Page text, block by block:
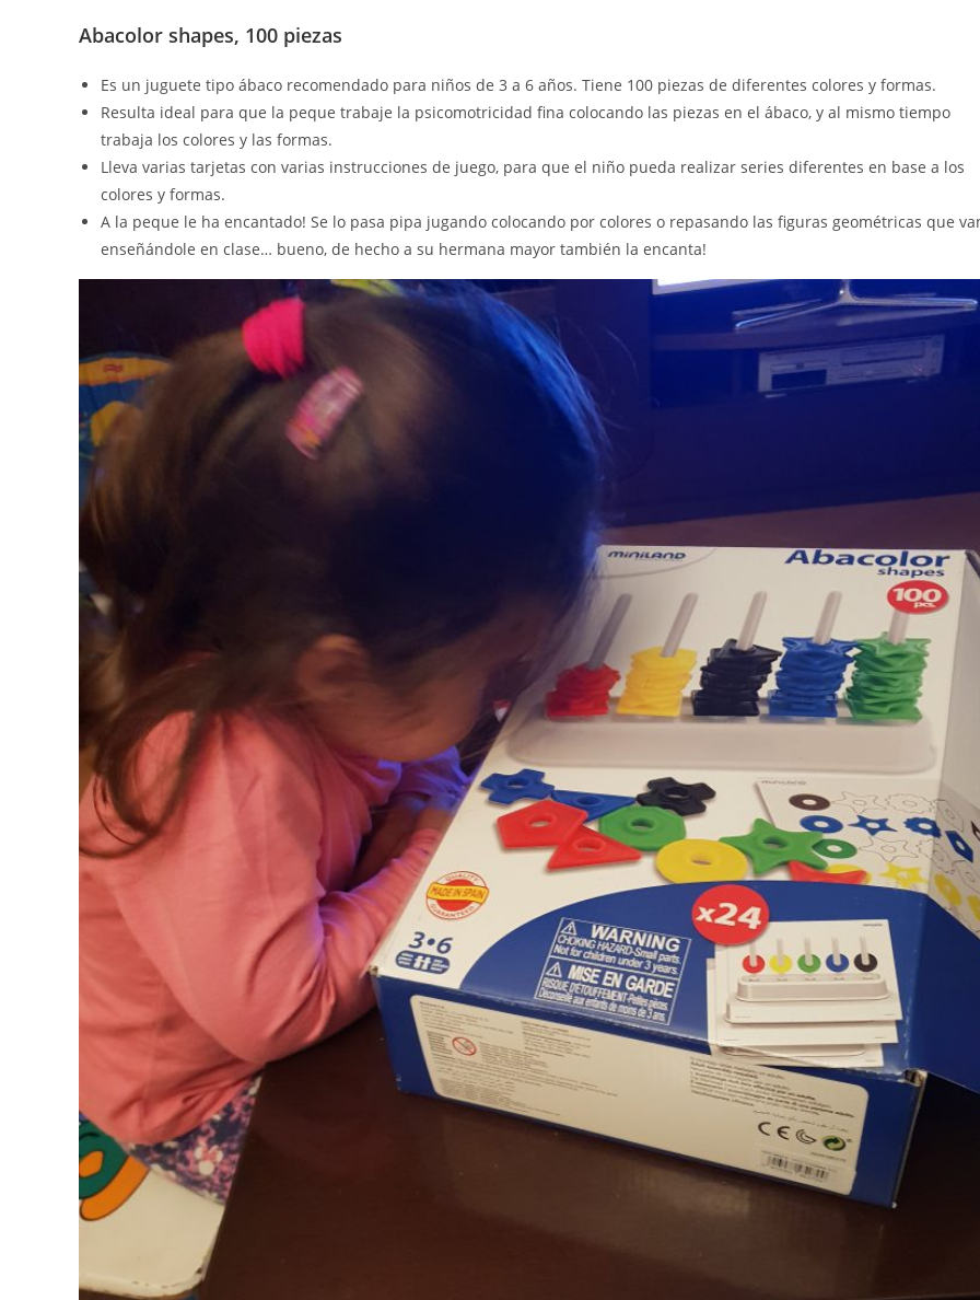
Abacolor shapes, 100 piezas
Es un juguete tipo ábaco recomendado para niños de 3 a 6 años. Tiene 100 piezas de diferentes colores y formas.
Resulta ideal para que la peque trabaje la psicomotricidad fina colocando las piezas en el ábaco, y al mismo tiempo
trabaja los colores y las formas.
Lleva varias tarjetas con varias instrucciones de juego, para que el niño pueda realizar series diferentes en base a los
colores y formas.
A la peque le ha encantado! Se lo pasa pipa jugando colocando por colores o repasando las figuras geométricas que
enseñándole en clase… bueno, de hecho a su hermana mayor también la encanta!